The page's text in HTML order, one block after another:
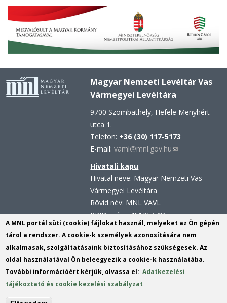
Magyar Nemzeti Levéltár Vas
Vármegyei Levéltára
9700 Szombathely, Hefele Menyhért
utca 1.
Telefon: +36 (30) 117-5173
E-mail:vaml@mnl.gov.hu(link
Hivatali kapu
Hivatal neve: Magyar Nemzeti Vas
Vármegyei Levéltára
Rövid név: MNL VAVL
KRID szám: 461354701
Hivatali kapu - Központi
Érkeztetési Rendszer (KÉR)
Hivatal neve: Magyar Nemzeti Levéltár
Rövid név: MNL VAVL
KRID szám: 113809158
A MNL portál süti (cookie) fájlokat használ, melyeket az Ön gépén
tárol a rendszer. A cookie-k személyek azonosítására nem
alkalmasak, szolgáltatásaink biztosításához szükségesek. Az
oldal használatával Ön beleegyezik a cookie-k használatába.
További információért kérjük, olvassa el:Adatkezelési
tájékoztató és cookie kezelési szabályzat